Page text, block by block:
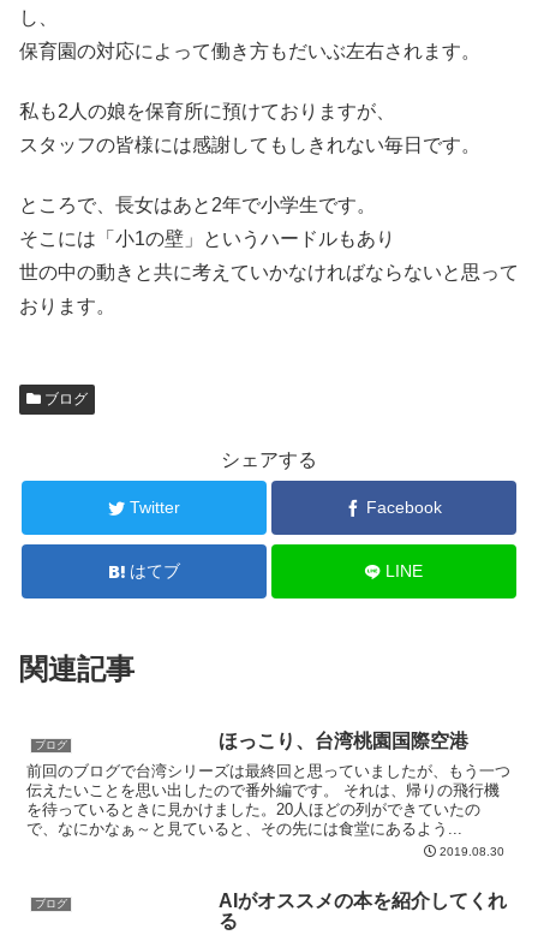
し、
保育園の対応によって働き方もだいぶ左右されます。
私も2人の娘を保育所に預けておりますが、
スタッフの皆様には感謝してもしきれない毎日です。
ところで、長女はあと2年で小学生です。
そこには「小1の壁」というハードルもあり
世の中の動きと共に考えていかなければならないと思って
おります。
ブログ
シェアする
Twitter Facebook
はてブ LINE
関連記事
ブログ ほっこり、台湾桃園国際空港
前回のブログで台湾シリーズは最終回と思っていましたが、もう一つ
伝えたいことを思い出したので番外編です。 それは、帰りの飛行機
を待っているときに見かけました。20人ほどの列ができていたの
で、なにかなぁ～と見ていると、その先には食堂にあるよう...
2019.08.30
ブログ
AIがオススメの本を紹介してくれ
る